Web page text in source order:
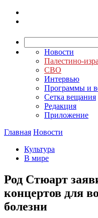
Новости
Палестино-
СВО
Интервью
Программы и
Сетка вещания
Редакция
Приложение
Главная Новости
Культура
В мире
Род Стюарт
концертов для
болезни